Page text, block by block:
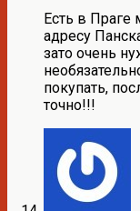
Есть в Праге
адресу
зато очень
покупать,
точно!!!